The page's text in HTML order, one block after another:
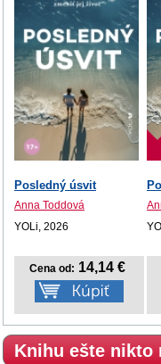
Posledný úsvit
Anna Toddová
YOLi, 2026
Cena od: 14,14 €
Knihu ešte nikto